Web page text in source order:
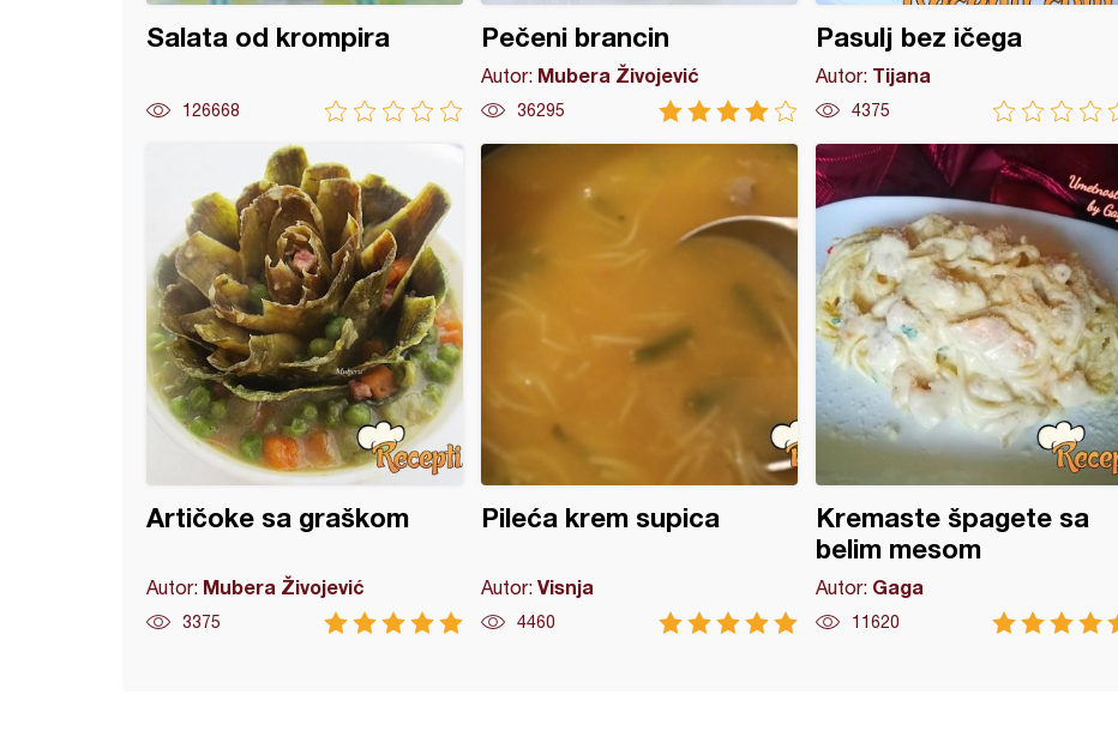
Salata od krompira
126668
Pečeni brancin
Autor: Mubera Živojević
36295
Pasulj bez ičega
Autor: Tijana
4375
Artičoke sa graškom
Autor: Mubera Živojević
3375
Pileća krem supica
Autor: Visnja
4460
Kremaste špagete sa
belim mesom
Autor: Gaga
11620
piletina sa barenim povrćem